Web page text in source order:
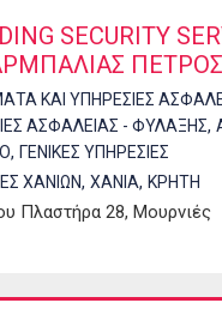
SECURITY
ΠΕΤΡΟΣ
ΚΑΙ ΥΠΗΡΕΣΙΕΣ
ΑΣΦΑΛΕΙΑΣ - ΦΥΛΑΞΗΣ,
, ΓΕΝΙΚΕΣ ΥΠΗΡΕΣΙΕΣ
ΧΑΝΙΩΝ, ΧΑΝΙΑ, ΚΡΗΤΗ
Πλαστήρα 28, Μουρνιές